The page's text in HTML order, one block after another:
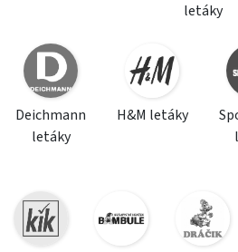
letáky
Deichmann
letáky
H&M letáky